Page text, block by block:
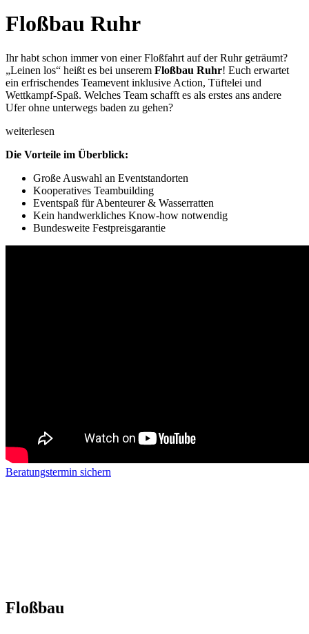
Floßbau Ruhr
Ihr habt schon immer von einer Floßfahrt auf der Ruhr geträumt?
„Leinen los“ heißt es bei unserem Floßbau Ruhr! Euch erwartet
ein erfrischendes Teamevent inklusive Action, Tüftelei und
Wettkampf-Spaß. Welches Team schafft es als erstes ans andere
Ufer ohne unterwegs baden zu gehen?
weiterlesen
Die Vorteile im Überblick:
Große Auswahl an Eventstandorten
Kooperatives Teambuilding
Eventspaß für Abenteurer & Wasserratten
Kein handwerkliches Know-how notwendig
Bundesweite Festpreisgarantie
Beratungstermin sichern
Floßbau